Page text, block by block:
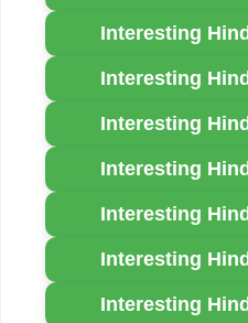
Interesting
Interesting
Interesting
Interesting
Interesting
Interesting
Interesting